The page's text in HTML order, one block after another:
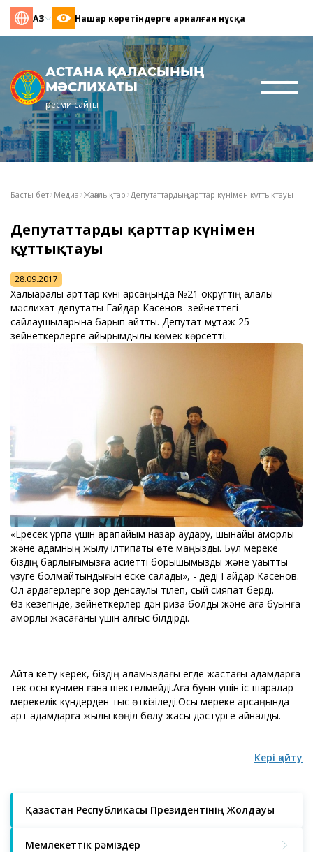
ҚАЗ Нашар көретіндерге арналған нұсқа
АСТАНА ҚАЛАСЫНЫҢ
МӘСЛИХАТЫ
ресми сайты
Қазақстан Республикасы Президентінің Жолдауы
Мемлекеттік рәміздер
Басты бет Медиа Жаңалықтар Депутаттардың қарттар күнімен құттықтауы
Депутаттардың қарттар күнімен
құттықтауы
28.09.2017
Халықаралық қарттар күні қарсаңында №21 округтің қалалық
мәслихат депутаты Гайдар Касенов зейнеттегі
сайлаушыларына барып қайтты. Депутат мұқтаж 25
зейнеткерлерге қайырымдылық көмек көрсетті.
«Ересек ұрпақ үшін қарапайым назар аудару, шынайы қамқорлық
және адамның жылу ілтипаты өте маңызды. Бұл мереке
біздің барлығымызға қасиетті борышымызды және уақытты
үзуге болмайтындығын еске салады», - деді Гайдар Касенов.
Ол ардагерлерге зор денсаулық тілеп, сый сияпат берді.
Өз кезегінде, зейнеткерлер дән риза болды және аға буынға
қамқорлық жасағаны үшін алғыс білдірді.
Айта кету керек, біздің қаламыздағы егде жастағы адамдарға
тек осы күнмен ғана шектелмейді.Аға буын үшін іс-шаралар
мерекелік күндерден тыс өткізіледі.Осы мереке қарсаңында
қарт адамдарға жылы көңіл бөлу жақсы дәстүрге айналды.
Кері қайту